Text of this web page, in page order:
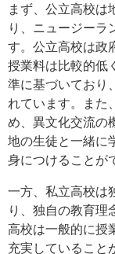
まず、公立高校は
り、ニュージーラ
す。公立高校は政
授業料は比較的低
準に基づいており
れています。また
め、異文化交流の
地の生徒と一緒に
身につけることが
一方、私立高校は
り、独自の教育理
高校は一般的に授
充実していること